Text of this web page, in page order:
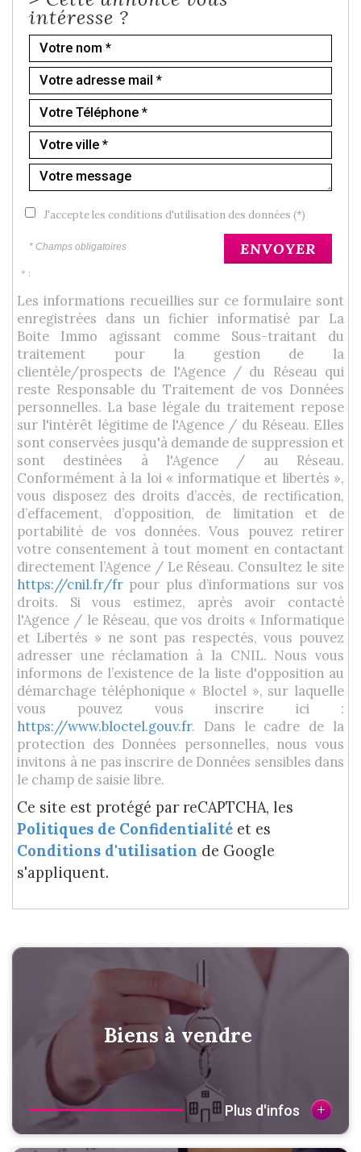
intéresse ?
J'accepte les conditions d'utilisation des données (*)
* Champs obligatoires ENVOYER
* :
Les informations recueillies sur ce formulaire sont
enregistrées dans un fichier informatisé par La
Boite Immo agissant comme Sous-traitant du
traitement pour la gestion de la
clientèle/prospects de l'Agence / du Réseau qui
reste Responsable du Traitement de vos Données
personnelles. La base légale du traitement repose
sur l'intérêt légitime de l'Agence / du Réseau. Elles
sont conservées jusqu'à demande de suppression et
sont destinées à l'Agence / au Réseau.
Conformément à la loi « informatique et libertés »,
vous disposez des droits d’accès, de rectification,
d’effacement, d’opposition, de limitation et de
portabilité de vos données. Vous pouvez retirer
votre consentement à tout moment en contactant
directement l’Agence / Le Réseau. Consultez le site
https://cnil.fr/fr pour plus d’informations sur vos
droits. Si vous estimez, après avoir contacté
l'Agence / le Réseau, que vos droits « Informatique
et Libertés » ne sont pas respectés, vous pouvez
adresser une réclamation à la CNIL. Nous vous
informons de l’existence de la liste d'opposition au
démarchage téléphonique « Bloctel », sur laquelle
vous pouvez vous inscrire ici :
https://www.bloctel.gouv.fr. Dans le cadre de la
protection des Données personnelles, nous vous
invitons à ne pas inscrire de Données sensibles dans
le champ de saisie libre.
Ce site est protégé par reCAPTCHA, les
Politiques de Confidentialité et es
Conditions d'utilisation de Google
s'appliquent.
Biens à vendre
Plus d'infos +